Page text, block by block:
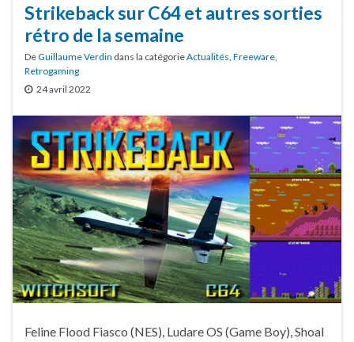
Strikeback sur C64 et autres sorties
rétro de la semaine
DeGuillaume Verdin dans la catégorieActualités Freeware
Retrogaming
24 avril 2022
Feline Flood Fiasco (NES), Ludare OS (Game Boy), Shoal